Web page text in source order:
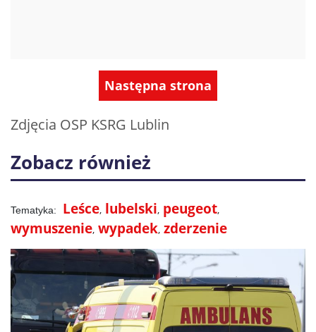
Następna strona
Zdjęcia OSP KSRG Lublin
Zobacz również
Leśce lubelski peugeot
wymuszenie wypadek zderzenie